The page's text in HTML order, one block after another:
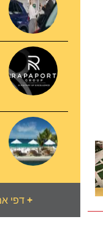
דפי אמריקה - הוסף בית עסק+